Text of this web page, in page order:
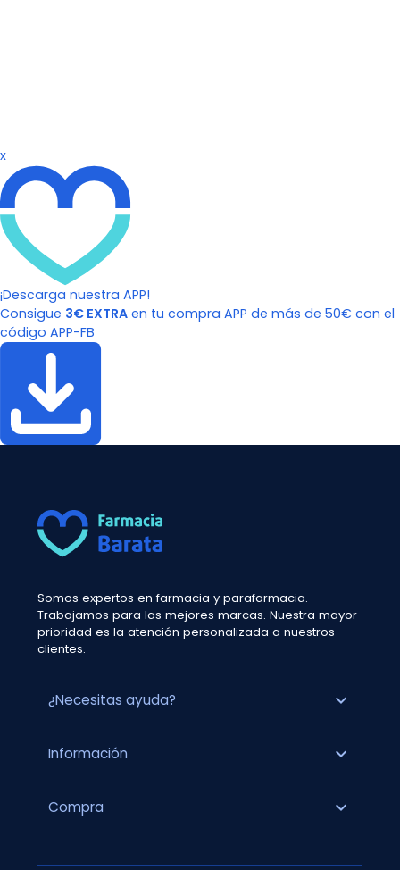
x
¡Descarga nuestra APP!
Consigue 3€ EXTRA en tu compra APP de más de 50€ con el
código APP-FB
Somos expertos en farmacia y parafarmacia.
Trabajamos para las mejores marcas. Nuestra mayor
prioridad es la atención personalizada a nuestros
clientes.
¿Necesitas ayuda? expand_more
Información expand_more
Compra expand_more